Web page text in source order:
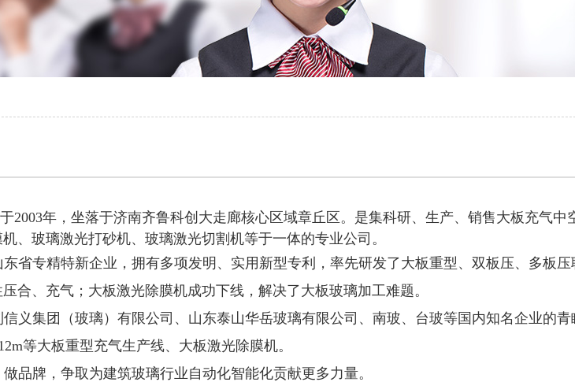
2003年， 坐落于济南齐鲁科创大走廊核心区域章丘区。是集科研、生产、销售大板充气中
、 玻璃激光打砂机、 玻璃激光切割机等于一体的专业公司。
省专精特新企业，拥有多项发明、实用新型专利，率先研发了大板重型、双板压、多板压
合、充气；大板激光除膜机成功下线，解决了大板玻璃加工难题。
义集团（玻璃）有限公司、山东泰山华岳玻璃有限公司、南玻、台玻等国内知名企业的青
等大板重型充气生产线、大板激光除膜机。
品牌，争取为建筑玻璃行业自动化智能化贡献更多力量。